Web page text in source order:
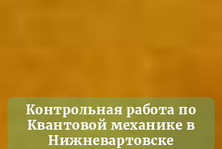
Контрольная работа по
Квантовой механике в
Нижневартовске